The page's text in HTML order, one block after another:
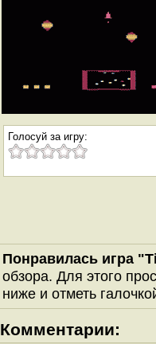
Голосуй за игру:
Понравилась игра
обзора. Для этого
ниже и отметь
Комментарии: